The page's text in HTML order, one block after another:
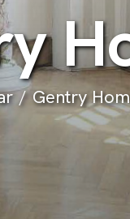
yH
Gentry